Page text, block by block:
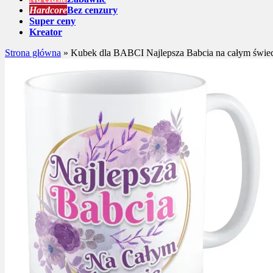
HardcoreBez cenzury
Super ceny
Kreator
Strona główna » Kubek dla BABCI Najlepsza Babcia na całym